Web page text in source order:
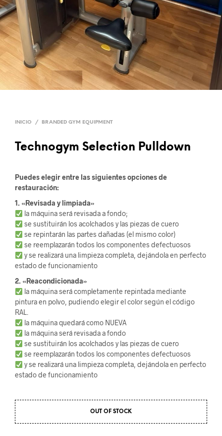
INICIO / BRANDED GYM EQUIPMENT
Technogym Selection Pulldown
Puedes elegir entre las siguientes opciones de
restauración:
1. «Revisada y limpiada»
la máquina será revisada a fondo;
se sustituirán los acolchados y las piezas de cuero
se repintarán las partes dañadas (el mismo color)
se reemplazarán todos los componentes defectuosos
y se realizará una limpieza completa, dejándola en perfecto
estado de funcionamiento
2. «Reacondicionada»
la máquina será completamente repintada mediante
pintura en polvo, pudiendo elegir el color según el código
RAL.
la máquina quedará como NUEVA
la máquina será revisada a fondo
se sustituirán los acolchados y las piezas de cuero
se reemplazarán todos los componentes defectuosos
y se realizará una limpieza completa, dejándola en perfecto
estado de funcionamiento
OUT OF STOCK